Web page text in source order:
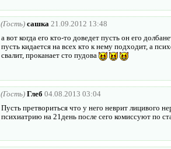
(Гость) сашка 21.09.2012 13:48
а вот когда его кто-то доведет пусть он его
пусть кидается на всех кто к нему подходит, а
свалит, проканает сто пудова
(Гость) Глеб 04.08.2013 03:04
Пусть претвориться что у него неврит лицивого
психиатрию на 21день после сего комиссуют по